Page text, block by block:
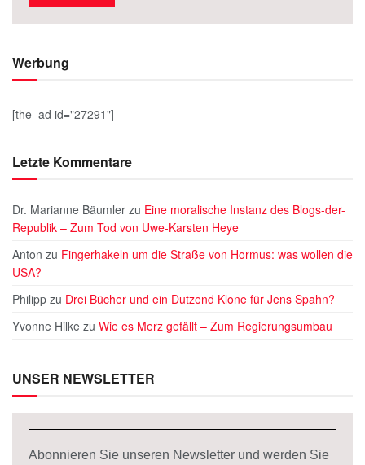
Werbung
[the_ad id="27291"]
Letzte Kommentare
Dr. Marianne Bäumler zu Eine moralische Instanz des Blogs-der-
Republik – Zum Tod von Uwe-Karsten Heye
Anton zu Fingerhakeln um die Straße von Hormus: was wollen die
USA?
Philipp zu Drei Bücher und ein Dutzend Klone für Jens Spahn?
Yvonne Hilke zu Wie es Merz gefällt – Zum Regierungsumbau
UNSER NEWSLETTER
Abonnieren Sie unseren Newsletter und werden Sie